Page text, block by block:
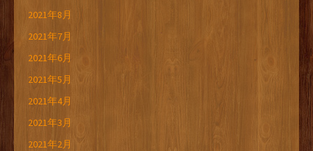
2021年8月
2021年7月
2021年6月
2021年5月
2021年4月
2021年3月
2021年2月